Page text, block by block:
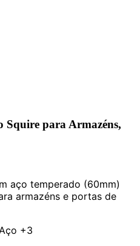
Squire para Armazéns,
aço temperado (60mm)
armazéns e portas de
Aço +3